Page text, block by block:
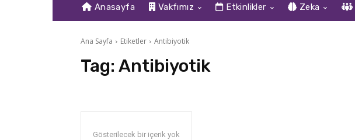
Anasayfa Vakfımız Etkinlikler Zeka
Ana Sayfa Etiketler Antibiyotik
Tag: Antibiyotik
Gösterilecek bir içerik yok